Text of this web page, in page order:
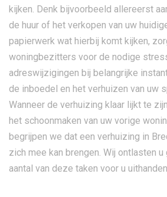
kijken. Denk bijvoorbeeld allereerst
de huur of het verkopen van uw
papierwerk wat hierbij komt kijken,
woningbezitters voor de nodige
adreswijzigingen bij belangrijke
de inboedel en het verhuizen van uw
Wanneer de verhuizing klaar lijkt te
het schoonmaken van uw vorige
begrijpen we dat een verhuizing in
zich mee kan brengen. Wij ontlasten u
aantal van deze taken voor u